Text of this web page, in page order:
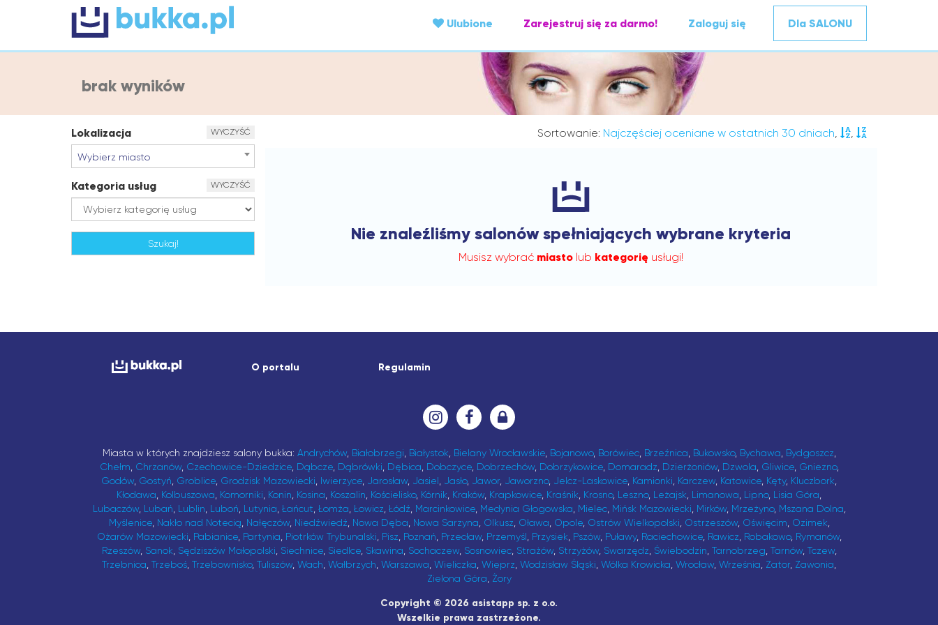
Ulubione Zarejestruj się za darmo! Zaloguj się Dla SALONU
brak wyników
Lokalizacja WYCZYŚĆ
Wybierz miasto
Kategoria usług WYCZYŚĆ
Sortowanie: Najczęściej oceniane w ostatnich 30 dniach, ,
Nie znaleźliśmy salonów spełniających wybrane kryteria
Musisz wybrać miasto lub kategorię usługi!
O portalu Regulamin
Miasta w których znajdziesz salony bukka: Andrychów, Białobrzegi Białystok Bielany Wrocławskie, Bojanowo, Borówiec, Brzeźnica Bukowsko, Bychawa Bydgoszcz
Chełm Chrzanów, Czechowice-Dziedzice, Dąbcze, Dąbrówki Dębica Dobczyce, Dobrzechów, Dobrzykowice, Domaradz Dzierżoniów, Dzwola Gliwice, Gniezno,
Godów Gostyń Groblice Grodzisk Mazowiecki Iwierzyce Jarosław Jasiel Jasło, Jawor Jaworzno, Jelcz-Laskowice Kamionki Karczew Katowice Kęty, Kluczbork
Kłodawa Kolbuszowa Komorniki Konin Kosina Koszalin Kościelisko, Kórnik Kraków Krapkowice Kraśnik Krosno, Leszno, Leżajsk Limanowa Lipno, Lisia Góra
Lubaczów, Lubań Lublin Luboń Lutynia Łańcut Łomża Łowicz Łódź Marcinkowice, Medynia Głogowska Mielec, Mińsk Mazowiecki Mirków, Mrzeżyno, Mszana Dolna
Myślenice, Nakło nad Notecią Nałęczów, Niedźwiedź Nowa Dęba Nowa Sarzyna Olkusz Oława Opole, Ostrów Wielkopolski Ostrzeszów, Oświęcim Ozimek
Ożarów Mazowiecki Pabianice, Partynia Piotrków Trybunalski Pisz Poznań Przecław, Przemyśl Przysiek Pszów, Puławy, Raciechowice, Rawicz Robakowo, Rymanów,
Rzeszów, Sanok Sędziszów Małopolski Siechnice, Siedlce, Skawina Sochaczew, Sosnowiec, Strażów, Strzyżów, Swarzędz Świebodzin Tarnobrzeg Tarnów, Tczew,
Trzebnica Trzeboś Trzebownisko, Tuliszów Wach Wałbrzych Warszawa Wieliczka Wieprz Wodzisław Śląski Wólka Krowicka Wrocław Września Zator Zawonia
Zielona Góra Żory
Copyright © 2026 asistapp sp. z o.o.
Wszelkie prawa zastrzeżone.